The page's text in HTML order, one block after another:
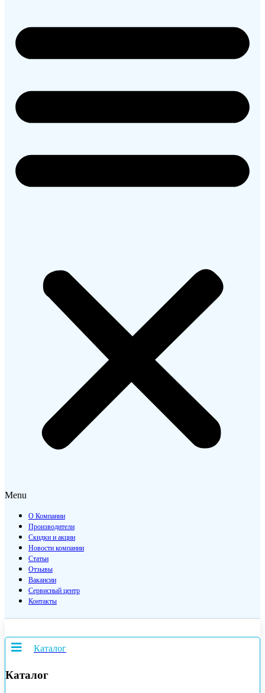
Menu
О Компании
Производители
Скидки и акции
Новости компании
Статьи
Отзывы
Вакансии
Сервисный центр
Контакты
Каталог
Каталог